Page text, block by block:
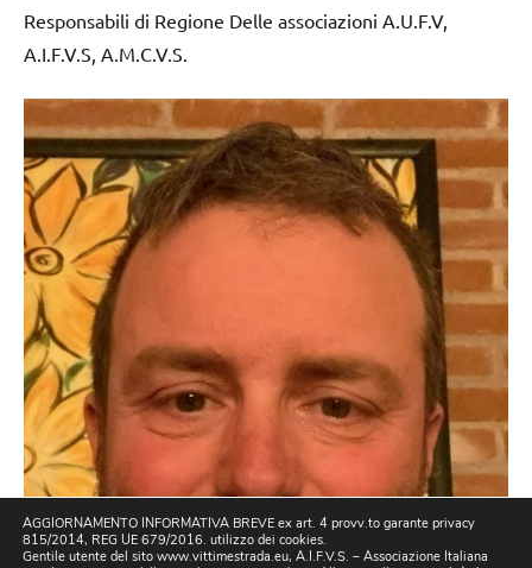
Responsabili di Regione Delle associazioni A.U.F.V,
A.I.F.V.S, A.M.C.V.S.
AGGIORNAMENTO INFORMATIVA BREVE ex art. 4 provv.to garante privacy
815/2014, REG UE 679/2016. utilizzo dei cookies.
Gentile utente del sito www.vittimestrada.eu, A.I.F.V.S. – Associazione Italiana